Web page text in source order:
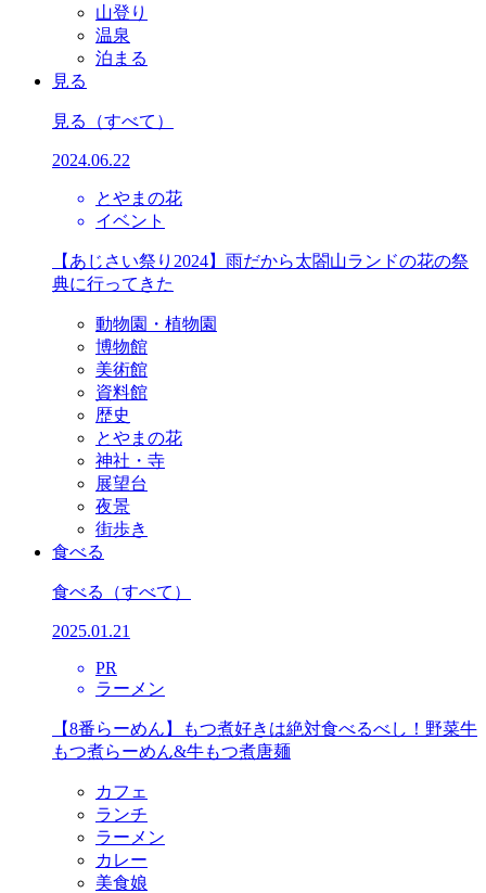
山登り
温泉
泊まる
見る
見る （すべて）
2024.06.22
とやまの花
イベント
【あじさい祭り2024】雨だから太閤山ランドの花の祭
典に行ってきた
動物園・植物園
博物館
美術館
資料館
歴史
とやまの花
神社・寺
展望台
夜景
街歩き
食べる
食べる （すべて）
2025.01.21
PR
ラーメン
【8番らーめん】もつ煮好きは絶対食べるべし！野菜牛
もつ煮らーめん&牛もつ煮唐麺
カフェ
ランチ
ラーメン
カレー
美食娘